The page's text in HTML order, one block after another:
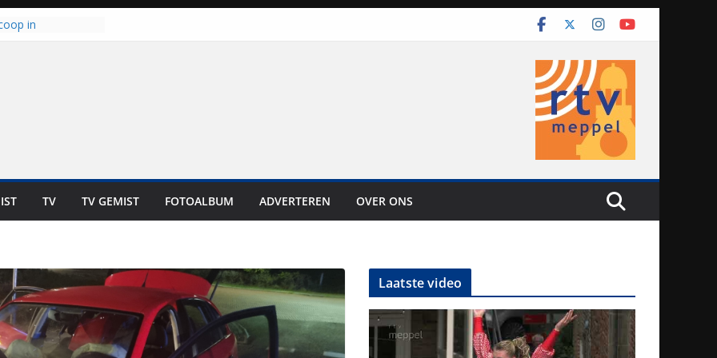
in
niet in geld uit te
warme dagen
Mokum
TV TV GEMIST FOTOALBUM ADVERTEREN OVER ONS
Laatste video